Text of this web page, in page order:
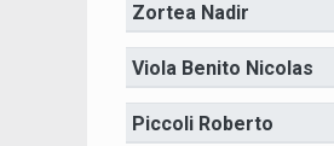
Zortea Nadir
Viola Benito Nicolas
Piccoli Roberto